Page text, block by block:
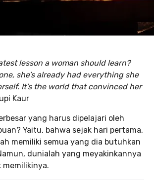
lesson a woman should learn?
she’s already had everything she
It’s the world that convinced her
Kaur
yang harus dipelajari oleh
Yaitu, bahwa sejak hari pertama,
memiliki semua yang dia butuhkan
dunialah yang meyakinkannya
memilikinya.